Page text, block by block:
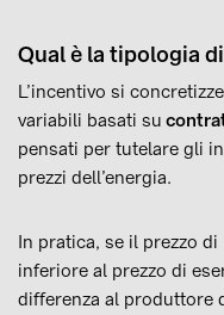
Qual è la tipologia
L’incentivo si
variabili basati su
pensati per tutelare gli
prezzi dell’energia.
In pratica, se il prezzo
inferiore al prezzo di
differenza al produttore